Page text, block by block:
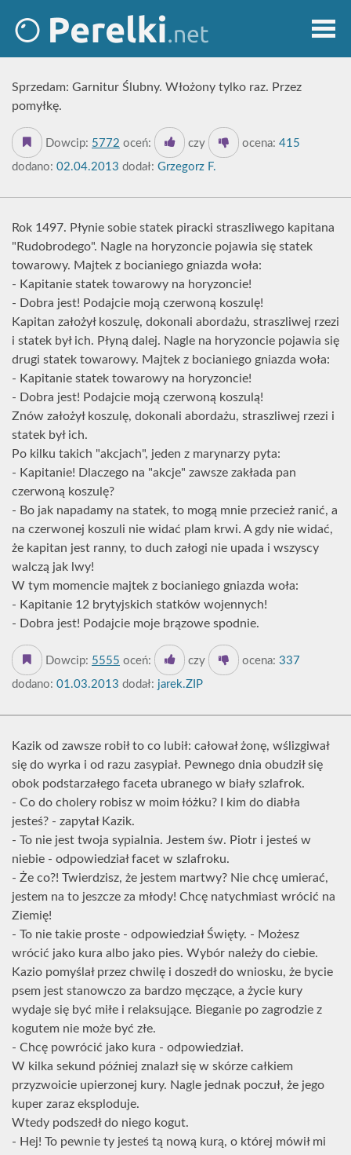
Sprzedam: Garnitur Ślubny. Włożony tylko raz. Przez
pomyłkę.
Dowcip: 5772 oceń: czy ocena: 415
dodano: 02.04.2013 dodał: Grzegorz F.
Rok 1497. Płynie sobie statek piracki straszliwego kapitana
"Rudobrodego". Nagle na horyzoncie pojawia się statek
towarowy. Majtek z bocianiego gniazda woła:
- Kapitanie statek towarowy na horyzoncie!
- Dobra jest! Podajcie moją czerwoną koszulę!
Kapitan założył koszulę, dokonali abordażu, straszliwej rzezi
i statek był ich. Płyną dalej. Nagle na horyzoncie pojawia się
drugi statek towarowy. Majtek z bocianiego gniazda woła:
- Kapitanie statek towarowy na horyzoncie!
- Dobra jest! Podajcie moją czerwoną koszulą!
Znów założył koszulę, dokonali abordażu, straszliwej rzezi i
statek był ich.
Po kilku takich "akcjach", jeden z marynarzy pyta:
- Kapitanie! Dlaczego na "akcje" zawsze zakłada pan
czerwoną koszulę?
- Bo jak napadamy na statek, to mogą mnie przecież ranić, a
na czerwonej koszuli nie widać plam krwi. A gdy nie widać,
że kapitan jest ranny, to duch załogi nie upada i wszyscy
walczą jak lwy!
W tym momencie majtek z bocianiego gniazda woła:
- Kapitanie 12 brytyjskich statków wojennych!
- Dobra jest! Podajcie moje brązowe spodnie.
Dowcip: 5555 oceń: czy ocena: 337
dodano: 01.03.2013 dodał: jarek.ZIP
Kazik od zawsze robił to co lubił: całował żonę, wślizgiwał
się do wyrka i od razu zasypiał. Pewnego dnia obudził się
obok podstarzałego faceta ubranego w biały szlafrok.
- Co do cholery robisz w moim łóżku? I kim do diabła
jesteś? - zapytał Kazik.
- To nie jest twoja sypialnia. Jestem św. Piotr i jesteś w
niebie - odpowiedział facet w szlafroku.
- Że co?! Twierdzisz, że jestem martwy? Nie chcę umierać,
jestem na to jeszcze za młody! Chcę natychmiast wrócić na
Ziemię!
- To nie takie proste - odpowiedział Święty. - Możesz
wrócić jako kura albo jako pies. Wybór należy do ciebie.
Kazio pomyślał przez chwilę i doszedł do wniosku, że bycie
psem jest stanowczo za bardzo męczące, a życie kury
wydaje się być miłe i relaksujące. Bieganie po zagrodzie z
kogutem nie może być złe.
- Chcę powrócić jako kura - odpowiedział.
W kilka sekund później znalazł się w skórze całkiem
przyzwoicie upierzonej kury. Nagle jednak poczuł, że jego
kuper zaraz eksploduje.
Wtedy podszedł do niego kogut.
- Hej! To pewnie ty jesteś tą nową kurą, o której mówił mi